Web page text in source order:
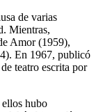
de varias
Mientras,
Amor (1959),
En 1967, publicó
teatro escrita por
hubo